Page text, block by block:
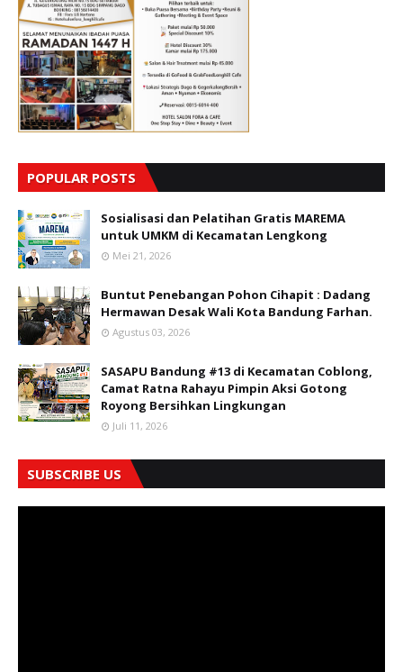
POPULAR POSTS
Sosialisasi dan Pelatihan Gratis MAREMA
untuk UMKM di Kecamatan Lengkong
Mei 21, 2026
Buntut Penebangan Pohon Cihapit : Dadang
Hermawan Desak Wali Kota Bandung Farhan.
Agustus 03, 2026
SASAPU Bandung #13 di Kecamatan Coblong,
Camat Ratna Rahayu Pimpin Aksi Gotong
Royong Bersihkan Lingkungan
Juli 11, 2026
SUBSCRIBE US